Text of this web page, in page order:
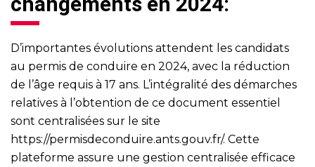
D’importantes évolutions attendent les candidats
au permis de conduire en 2024, avec la réduction
de l’âge requis à 17 ans. L’intégralité des démarches
relatives à l’obtention de ce document essentiel
sont centralisées sur le site
https://permisdeconduire.ants.gouv.fr/. Cette
plateforme assure une gestion centralisée efficace